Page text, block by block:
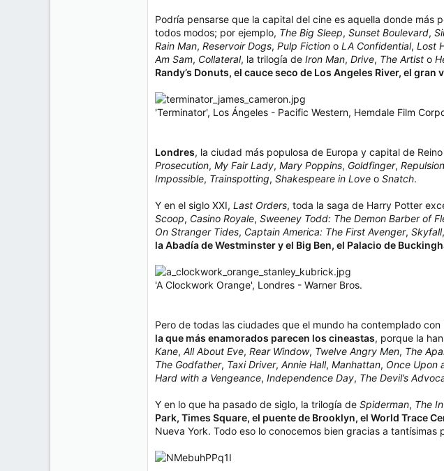
Podría pensarse que la capital del cine es aquella donde más
todos modos; por ejemplo, The Big Sleep, Sunset Boulevard,
Rain Man, Reservoir Dogs, Pulp Fiction o LA Confidential, Lost
Am Sam, Collateral, la trilogía de Iron Man, Drive, The Artist o
Randy’s Donuts, el cauce seco de Los Angeles River, el
'Terminator', Los Ángeles - Pacific Western, Hemdale Film
Londres, la ciudad más populosa de Europa y capital de
Prosecution, My Fair Lady, Mary Poppins, Goldfinger, Repulsion
Impossible, Trainspotting, Shakespeare in Love o Snatch.
Y en el siglo XXI, Last Orders, toda la saga de Harry Potter
Scoop, Casino Royale, Sweeney Todd: The Demon Barber of
On Stranger Tides, Captain America: The First Avenger, Skyfall,
la Abadía de Westminster y el Big Ben, el Palacio de
'A Clockwork Orange', Londres - Warner Bros.
Pero de todas las ciudades que el mundo ha contemplado
la que más enamorados parecen los cineastas, porque la
Kane, All About Eve, Rear Window, Twelve Angry Men, The
The Godfather, Taxi Driver, Annie Hall, Manhattan, Once Upon
Hard with a Vengeance, Independence Day, The Devil’s
Y en lo que ha pasado de siglo, la trilogía de Spiderman, The
Park, Times Square, el puente de Brooklyn, el World Trace
Nueva York. Todo eso lo conocemos bien gracias a